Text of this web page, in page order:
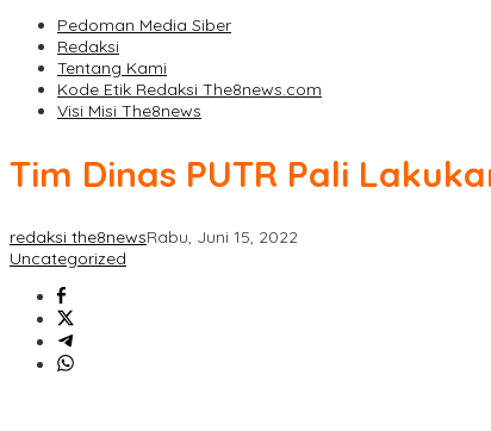
Pedoman Media Siber
Redaksi
Tentang Kami
Kode Etik Redaksi The8news.com
Visi Misi The8news
Tim Dinas PUTR Pali
redaksi the8newsRabu, Juni 15, 2022
Uncategorized